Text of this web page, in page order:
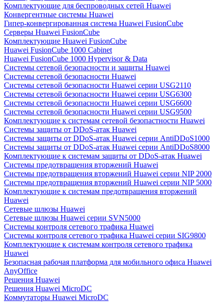
Комплектующие для беспроводных сетей Huawei
Конвергентные системы Huawei
Гипер-конвергированная система Huawei FusionCube
Серверы Huawei FusionCube
Комплектующие Huawei FusionCube
Huawei FusionCube 1000 Cabinet
Huawei FusionCube 1000 Hypervisor & Data
Системы сетевой безопасности и защиты Huawei
Системы сетевой безопасности Huawei
Системы сетевой безопасности Huawei серии USG2110
Системы сетевой безопасности Huawei серии USG6300
Системы сетевой безопасности Huawei серии USG6600
Системы сетевой безопасности Huawei серии USG9500
Комплектующие к системам сетевой безопастности Huawei
Системы защиты от DDoS-атак Huawei
Системы защиты от DDoS-атак Huawei серии AntiDDoS1000
Системы защиты от DDoS-атак Huawei серии AntiDDoS8000
Комплектующие к системам защиты от DDoS-атак Huawei
Системы предотвращения вторжений Huawei
Системы предотвращения вторжений Huawei серии NIP 2000
Системы предотвращения вторжений Huawei серии NIP 5000
Комплектующие к системам предотвращения вторжений
Huawei
Сетевые шлюзы Huawei
Сетевые шлюзы Huawei серии SVN5000
Системы контроля сетевого трафика Huawei
Системы контроля сетевого трафика Huawei серии SIG9800
Комплектующие к системам контроля сетевого трафика
Huawei
Безопасная рабочая платформа для мобильного офиса Huawei
AnyOffice
Решения Huawei
Решения Huawei MicroDC
Коммутаторы Huawei MicroDC